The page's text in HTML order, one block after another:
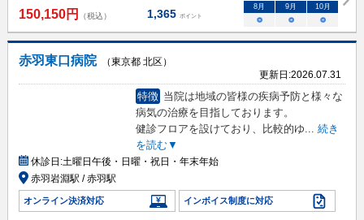
150,150円 （税込） 1,365 ポイント
8月 9月 10月
○ ○ ○
赤羽東口病院
（東京都 北区）
更新日:2026.07.31
特徴 当院は地域の皆様の疾病予防と様々な
病気の治療を目指しております。
健診フロアを設けており、比較的ゆ... 続き
を読む▼
休診日:土曜日午後・日曜・祝日・年末年始
赤羽岩淵駅 / 赤羽駅
オンライン決済対応 インボイス制度に対応